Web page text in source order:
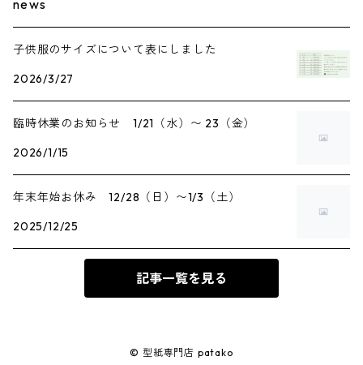
news
子供服のサイズについて表にしました
2026/3/27
臨時休業のお知らせ 1/21（水）〜 23（金）
2026/1/15
年末年始お休み 12/28（日）〜1/3（土）
2025/12/25
記事一覧を見る
© 型紙専門店 patako